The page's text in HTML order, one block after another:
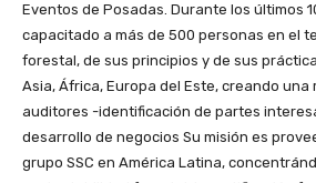
Eventos de Posadas. Durante los últimos
capacitado a más de 500 personas en el
forestal, de sus principios y de sus
Asia, África, Europa del Este, creando
auditores -identificación de partes
desarrollo de negocios Su misión es
grupo SSC en América Latina,